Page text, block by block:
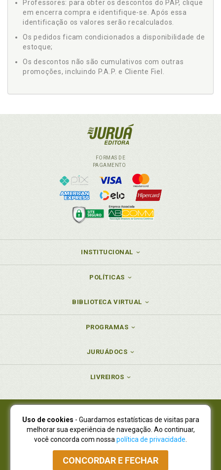
Professores: para obter os descontos do PAP, clique
em encerra compra e identifique-se. Após essa
identificação os valores serão recalculados.
Os pedidos ficam condicionados a disponibilidade de
estoque;
Os descontos não são cumulativos com outras
promoções, incluindo P.A.P. e Cliente Fiel.
FORMAS DE
PAGAMENTO
INSTITUCIONAL
POLÍTICAS
BIBLIOTECA VIRTUAL
PROGRAMAS
JURUÁDOCS
LIVREIROS
Juruá Editora Ltda., CNPJ 77.535.508/0001-19
Juruá Informática Ltda., CNPJ 01.701.561/0001-80
NOVO ENDEREÇO:R. Flávio Dallegrave, 7665, São Lourenço |
Curitiba - Paraná - CEP 82210-310
Atendimento: (41) 4009-3900|Vendas Atacado: (41) 4009-3939
Uso de cookies - Guardamos estatísticas de visitas para
melhorar sua experiência de navegação. Ao continuar,
você concorda com nossa política de privacidade
CONCORDAR E FECHAR